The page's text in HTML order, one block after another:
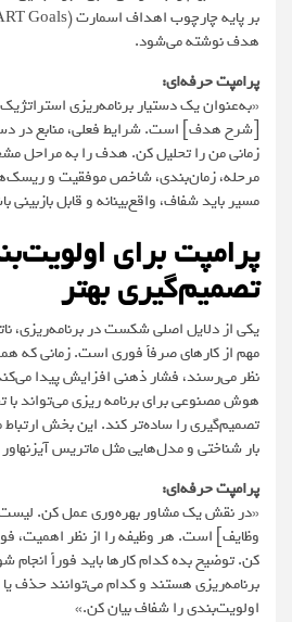
هدف نوشته می‌شود.
پرامپت حرفه‌ای:
«به‌عنوان یک دستیار برنامه‌ریزی
[شرح هدف] است. شرایط فعلی، منابع در
زمانی من را تحلیل کن. هدف را به مراحل
مرحله، زمان‌بندی، شاخص موفقیت و
مسیر باید شفاف، واقع‌بینانه و قابل بازبینی
پرامپت برای
تصمیم‌گیری بهتر
یکی از دلایل اصلی شکست در برنامه‌ریزی،
مهم از کارهای صرفاً فوری است. زمانی که
نظر می‌رسند، فشار ذهنی افزایش پیدا
هوش مصنوعی برای برنامه ریزی می‌تواند با
تصمیم‌گیری را ساده‌تر کند. این بخش
بار شناختی و مدل‌هایی مثل ماتریس
پرامپت حرفه‌ای:
«در نقش یک مشاور بهره‌وری عمل کن.
وظایف] است. هر وظیفه را از نظر اهمیت،
کن. توضیح بده کدام کارها باید فوراً انجام
برنامه‌ریزی هستند و کدام می‌توانند حذف
اولویت‌بندی را شفاف بیان کن.»